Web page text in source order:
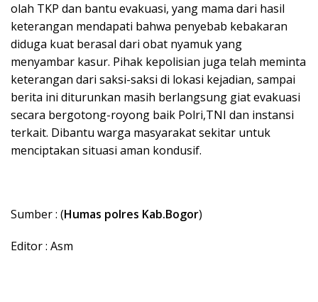
olah TKP dan bantu evakuasi, yang mama dari hasil
keterangan mendapati bahwa penyebab kebakaran
diduga kuat berasal dari obat nyamuk yang
menyambar kasur. Pihak kepolisian juga telah meminta
keterangan dari saksi-saksi di lokasi kejadian, sampai
berita ini diturunkan masih berlangsung giat evakuasi
secara bergotong-royong baik Polri,TNI dan instansi
terkait. Dibantu warga masyarakat sekitar untuk
menciptakan situasi aman kondusif.
Sumber : (Humas polres Kab.Bogor)
Editor : Asm